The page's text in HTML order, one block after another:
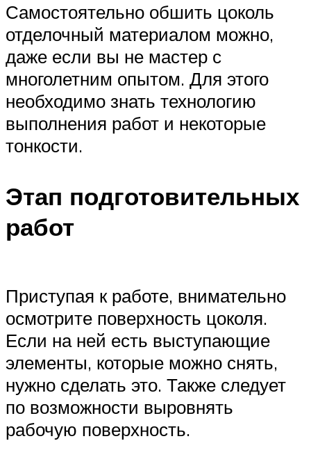
Самостоятельно обшить цоколь
отделочный материалом можно,
даже если вы не мастер с
многолетним опытом. Для этого
необходимо знать технологию
выполнения работ и некоторые
тонкости.
Этап подготовительных
работ
Приступая к работе, внимательно
осмотрите поверхность цоколя.
Если на ней есть выступающие
элементы, которые можно снять,
нужно сделать это. Также следует
по возможности выровнять
рабочую поверхность.